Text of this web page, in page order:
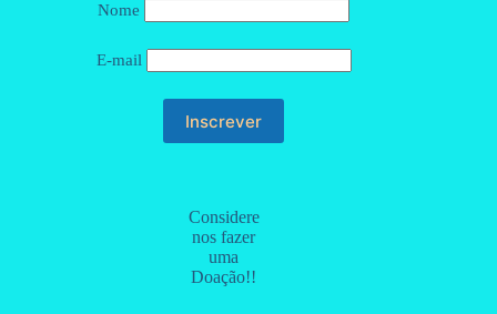
Nome
E-mail
Considere
nos fazer
uma
Doação!!